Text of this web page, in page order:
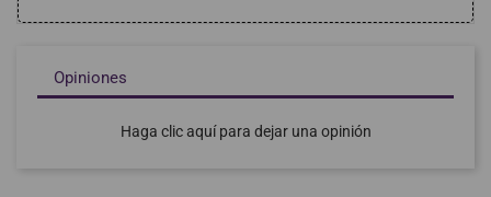
Opiniones
Haga clic aquí para dejar una opinión